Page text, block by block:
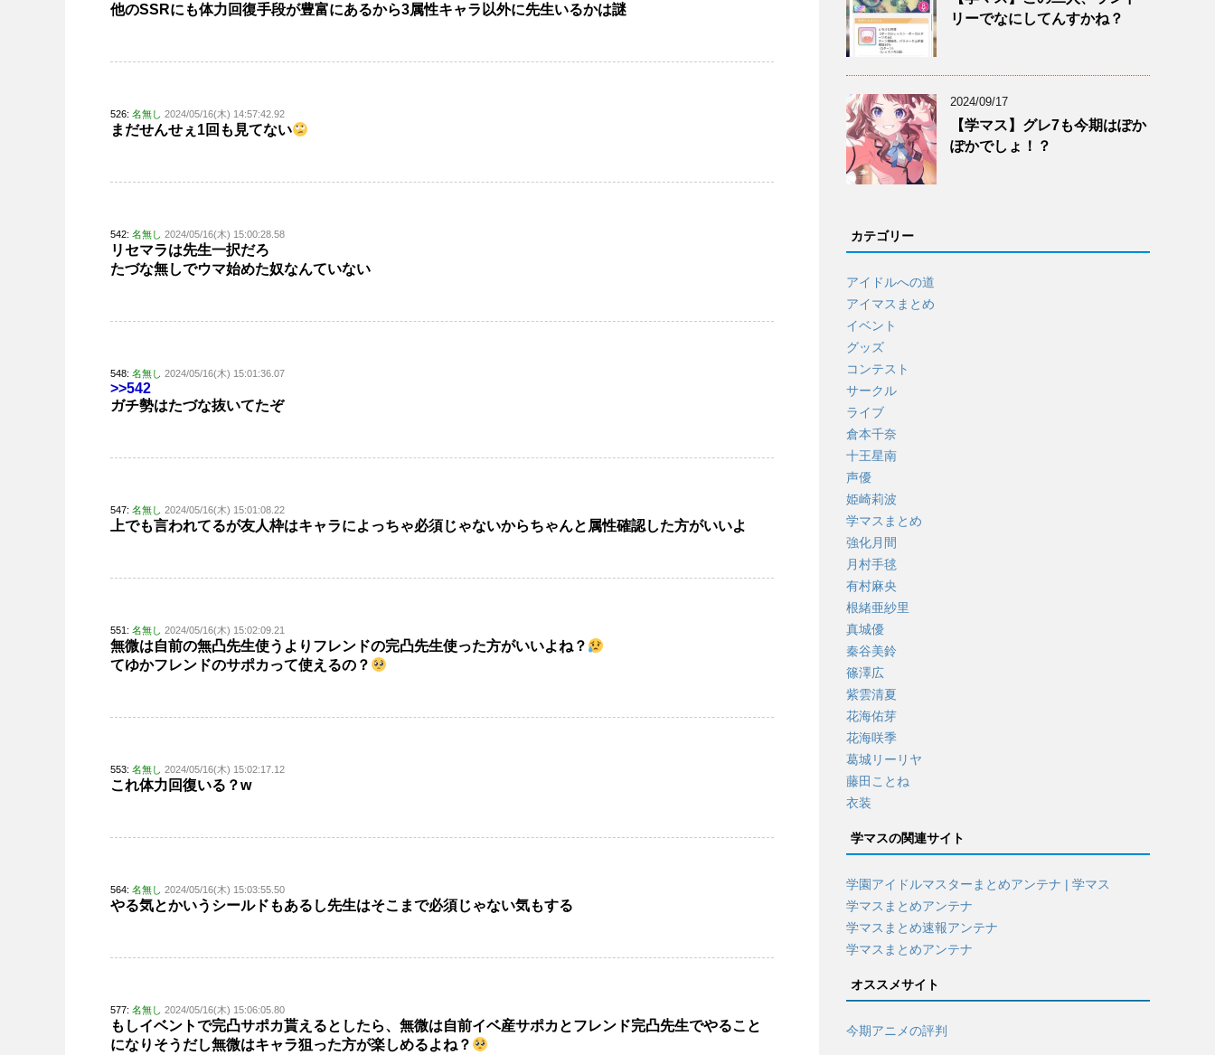
他のSSRにも体力回復手段が豊富にあるから3属性キャラ以外に先生いるかは謎
526: 名無し 2024/05/16(木) 14:57:42.92
まだせんせぇ1回も見てない
542: 名無し 2024/05/16(木) 15:00:28.58
リセマラは先生一択だろ
たづな無しでウマ始めた奴なんていない
548: 名無し 2024/05/16(木) 15:01:36.07
>>542
ガチ勢はたづな抜いてたぞ
547: 名無し 2024/05/16(木) 15:01:08.22
上でも言われてるが友人枠はキャラによっちゃ必須じゃないからちゃんと属性確認した方がいいよ
551: 名無し 2024/05/16(木) 15:02:09.21
無微は自前の無凸先生使うよりフレンドの完凸先生使った方がいいよね？
てゆかフレンドのサポカって使えるの？
553: 名無し 2024/05/16(木) 15:02:17.12
これ体力回復いる？w
564: 名無し 2024/05/16(木) 15:03:55.50
やる気とかいうシールドもあるし先生はそこまで必須じゃない気もする
577: 名無し 2024/05/16(木) 15:06:05.80
もしイベントで完凸サポカ貰えるとしたら、無微は自前イベ産サポカとフレンド完凸先生でやること
になりそうだし無微はキャラ狙った方が楽しめるよね？
リーでなにしてんすかね？
2024/09/17
【学マス】グレ7も今期はぽか
ぽかでしょ！？
カテゴリー
アイドルへの道
アイマスまとめ
イベント
グッズ
コンテスト
サークル
ライブ
倉本千奈
十王星南
声優
姫崎莉波
学マスまとめ
強化月間
月村手毬
有村麻央
根緒亜紗里
真城優
秦谷美鈴
篠澤広
紫雲清夏
花海佑芽
花海咲季
葛城リーリヤ
藤田ことね
衣装
学マスの関連サイト
学園アイドルマスターまとめアンテナ | 学マス
学マスまとめアンテナ
学マスまとめ速報アンテナ
学マスまとめアンテナ
オススメサイト
今期アニメの評判